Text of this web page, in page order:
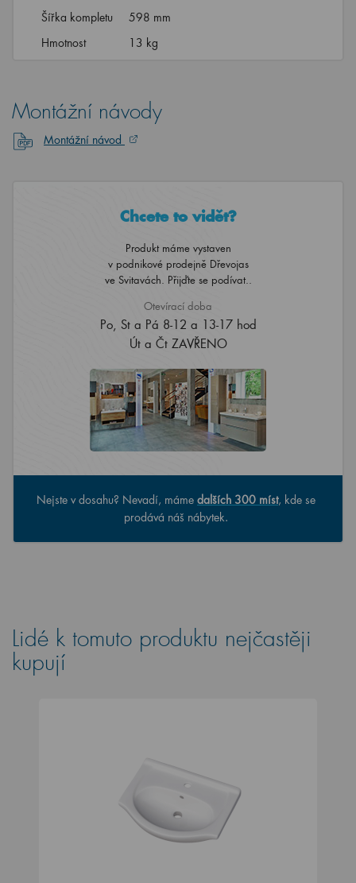
Šířka kompletu
598 mm
Hmotnost
13 kg
Montážní návody
Montážní návod
Chcete to vidět?
Produkt máme vystaven
v podnikové prodejně Dřevojas
ve Svitavách. Přijďte se podívat..
Otevírací doba
Po, St a Pá 8-12 a 13-17 hod
Út a Čt ZAVŘENO
Nejste v dosahu? Nevadí, máme dalších 300 míst, kde se
prodává náš nábytek.
Lidé k tomuto produktu nejčastěji
kupují